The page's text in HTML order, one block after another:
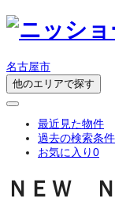
名古屋市
他のエリアで探す
最近見た物件
過去の検索条件
お気に入り0
ＮＥＷ